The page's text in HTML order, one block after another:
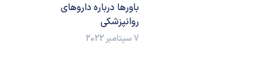
باورها درباره داروهای
روانپزشکی
7 سپتامبر 2022